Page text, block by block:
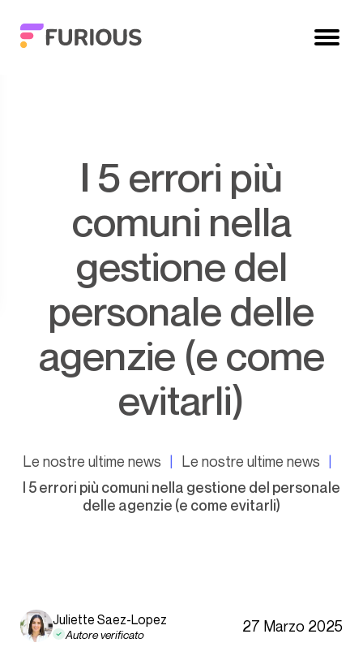
I 5 errori più
comuni nella
gestione del
personale delle
agenzie (e come
evitarli)
Le nostre ultime news
Le nostre ultime news
I 5 errori più comuni nella gestione del personale
delle agenzie (e come evitarli)
Juliette Saez-Lopez
Autore verificato 27 Marzo 2025